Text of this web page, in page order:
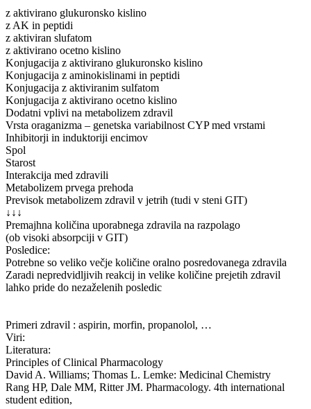
z aktivirano glukuronsko kislino
z AK in peptidi
z aktiviran slufatom
z aktivirano ocetno kislino
Konjugacija z aktivirano glukuronsko kislino
Konjugacija z aminokislinami in peptidi
Konjugacija z aktiviranim sulfatom
Konjugacija z aktivirano ocetno kislino
Dodatni vplivi na metabolizem zdravil
Vrsta oraganizma – genetska variabilnost CYP med vrstami
Inhibitorji in induktoriji encimov
Spol
Starost
Interakcija med zdravili
Metabolizem prvega prehoda
Previsok metabolizem zdravil v jetrih (tudi v steni GIT)
↓↓↓
Premajhna količina uporabnega zdravila na razpolago
(ob visoki absorpciji v GIT)
Posledice:
Potrebne so veliko večje količine oralno posredovanega zdravila
Zaradi nepredvidljivih reakcij in velike količine prejetih zdravil
lahko pride do nezaželenih posledic
Primeri zdravil : aspirin, morfin, propanolol, …
Viri:
Literatura:
Principles of Clinical Pharmacology
David A. Williams; Thomas L. Lemke: Medicinal Chemistry
Rang HP, Dale MM, Ritter JM. Pharmacology. 4th international
student edition,